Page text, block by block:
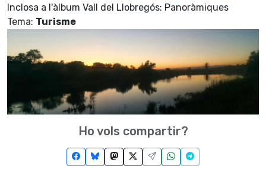
Inclosa a l'àlbum Vall del Llobregós: Panoràmiques
Tema: Turisme
Ho vols compartir?